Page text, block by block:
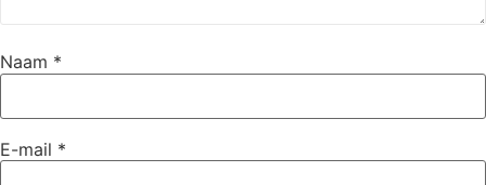
Naam *
E-mail *